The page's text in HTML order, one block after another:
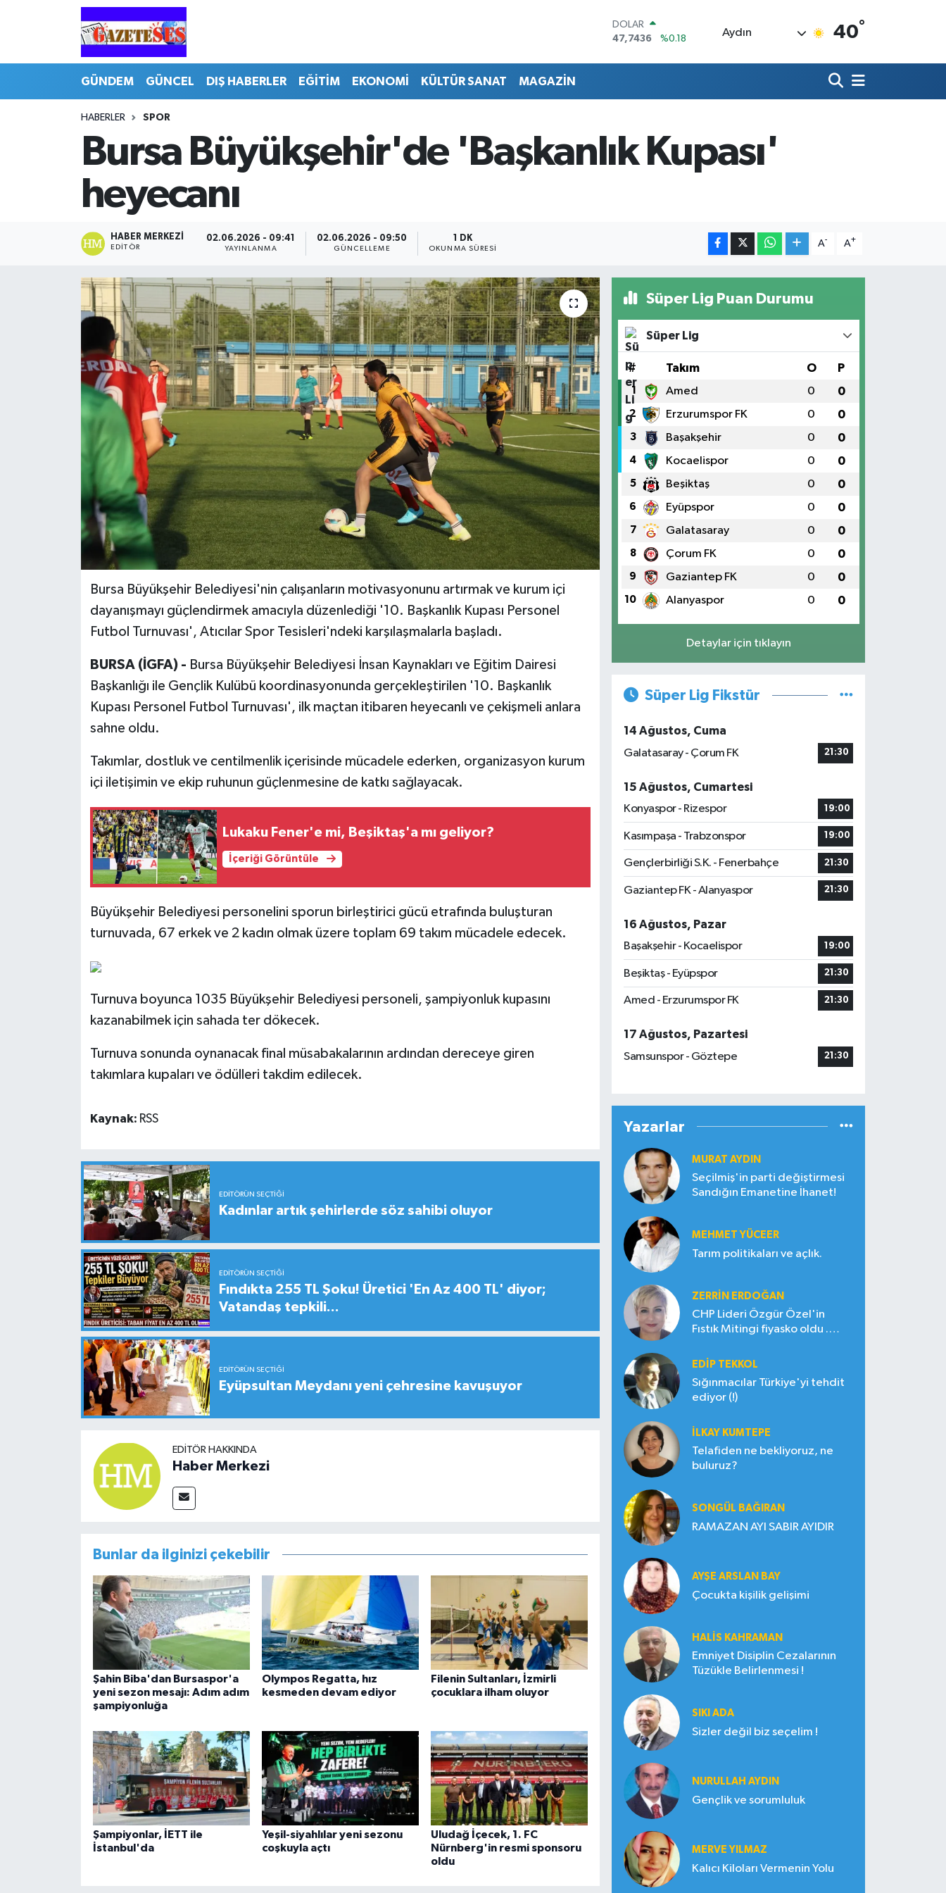
DOLAR
47,7436
%0.18
BİST100
13.779
%-14
BITCOIN
Aydın 40°
GÜNDEM GÜNCEL DIŞ HABERLER EĞİTİM EKONOMİ KÜLTÜR SANAT MAGAZİN
HABERLER SPOR
Bursa Büyükşehir'de 'Başkanlık Kupası'
heyecanı
HABER MERKEZI
EDITÖR
02.06.2026 - 09:41
YAYINLANMA
02.06.2026 - 09:50
GÜNCELLEME
1 DK
OKUNMA SÜRESI
A- A+
Bursa Büyükşehir Belediyesi'nin çalışanların motivasyonunu artırmak ve kurum içi
dayanışmayı güçlendirmek amacıyla düzenlediği '10. Başkanlık Kupası Personel
Futbol Turnuvası', Atıcılar Spor Tesisleri'ndeki karşılaşmalarla başladı.
BURSA (İGFA) - Bursa Büyükşehir Belediyesi İnsan Kaynakları ve Eğitim Dairesi
Başkanlığı ile Gençlik Kulübü koordinasyonunda gerçekleştirilen '10. Başkanlık
Kupası Personel Futbol Turnuvası', ilk maçtan itibaren heyecanlı ve çekişmeli anlara
sahne oldu.
Takımlar, dostluk ve centilmenlik içerisinde mücadele ederken, organizasyon kurum
içi iletişimin ve ekip ruhunun güçlenmesine de katkı sağlayacak.
Lukaku Fener'e mi, Beşiktaş'a mı geliyor?
İçeriği Görüntüle
Büyükşehir Belediyesi personelini sporun birleştirici gücü etrafında buluşturan
turnuvada, 67 erkek ve 2 kadın olmak üzere toplam 69 takım mücadele edecek.
Turnuva boyunca 1035 Büyükşehir Belediyesi personeli, şampiyonluk kupasını
kazanabilmek için sahada ter dökecek.
Turnuva sonunda oynanacak final müsabakalarının ardından dereceye giren
takımlara kupaları ve ödülleri takdim edilecek.
Kaynak: RSS
EDITÖRÜN SEÇTIĞI
Kadınlar artık şehirlerde söz sahibi oluyor
EDITÖRÜN SEÇTIĞI
Fındıkta 255 TL Şoku! Üretici 'En Az 400 TL' diyor;
Vatandaş tepkili...
EDITÖRÜN SEÇTIĞI
Eyüpsultan Meydanı yeni çehresine kavuşuyor
EDITÖR HAKKINDA
Haber Merkezi
Bunlar da ilginizi çekebilir
Şahin Biba'dan Bursaspor'a
yeni sezon mesajı: Adım adım
şampiyonluğa
Olympos Regatta, hız
kesmeden devam ediyor
Filenin Sultanları, İzmirli
çocuklara ilham oluyor
Şampiyonlar, İETT ile
İstanbul'da
Yeşil-siyahlılar yeni sezonu
coşkuyla açtı
Uludağ İçecek, 1. FC
Nürnberg'in resmi sponsoru
oldu
Süper Lig Puan Durumu
Süper Lig
# Takım O P
1 Amed 0 0
2 Erzurumspor FK 0 0
3 Başakşehir 0 0
4 Kocaelispor 0 0
5 Beşiktaş 0 0
6 Eyüpspor 0 0
7 Galatasaray 0 0
8 Çorum FK 0 0
9 Gaziantep FK 0 0
10 Alanyaspor 0 0
Detaylar için tıklayın
Süper Lig Fikstür
14 Ağustos, Cuma
Galatasaray - Çorum FK
21:30
15 Ağustos, Cumartesi
Konyaspor - Rizespor
19:00
Kasımpaşa - Trabzonspor 19:00
Gençlerbirliği S.K. - Fenerbahçe 21:30
Gaziantep FK - Alanyaspor 21:30
16 Ağustos, Pazar
Başakşehir - Kocaelispor
19:00
Beşiktaş - Eyüpspor 21:30
Amed - Erzurumspor FK 21:30
17 Ağustos, Pazartesi
Samsunspor - Göztepe
21:30
Yazarlar
MURAT AYDIN
Seçilmiş'in parti değiştirmesi
Sandığın Emanetine İhanet!
MEHMET YÜCEER
Tarım politikaları ve açlık.
ZERRIN ERDOĞAN
CHP Lideri Özgür Özel'in
Fıstık Mitingi fiyasko oldu .
EDIP TEKKOL
Sığınmacılar Türkiye'yi tehdit
ediyor (!)
İLKAY KUMTEPE
Telafiden ne bekliyoruz, ne
buluruz?
SONGÜL BAĞIRAN
RAMAZAN AYI SABIR AYIDIR
AYŞE ARSLAN BAY
Çocukta kişilik gelişimi
HALIS KAHRAMAN
Emniyet Disiplin Cezalarının
Tüzükle Belirlenmesi !
SIKI ADA
Sizler değil biz seçelim !
NURULLAH AYDIN
Gençlik ve sorumluluk
MERVE YILMAZ
Kalıcı Kiloları Vermenin Yolu